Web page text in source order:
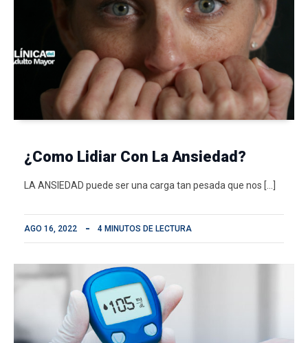
¿Como Lidiar Con La Ansiedad?
LA ANSIEDAD puede ser una carga tan pesada que nos […]
AGO 16, 2022 4 MINUTOS DE LECTURA